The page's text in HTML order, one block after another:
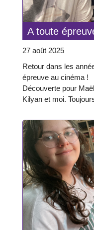
A toute
27 août 2025
Retour dans les
épreuve au cinéma !
Découverte pour
Kilyan et moi.